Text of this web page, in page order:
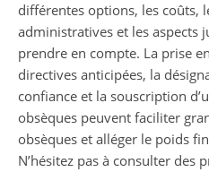
différentes options, les coûts,
administratives et les aspects
prendre en compte. La prise
directives anticipées, la
confiance et la souscription
obsèques peuvent faciliter
obsèques et alléger le poids
N’hésitez pas à consulter des